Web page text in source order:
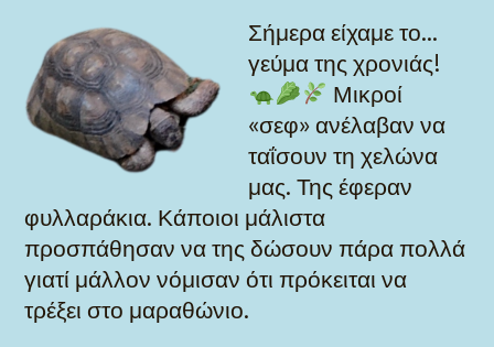
Σήμερα είχαμε το…
γεύμα της χρονιάς!
Μικροί
«σεφ» ανέλαβαν να
ταΐσουν τη χελώνα
μας. Της έφεραν
φυλλαράκια. Κάποιοι μάλιστα
προσπάθησαν να της δώσουν πάρα πολλά
γιατί μάλλον νόμισαν ότι πρόκειται να
τρέξει στο μαραθώνιο.